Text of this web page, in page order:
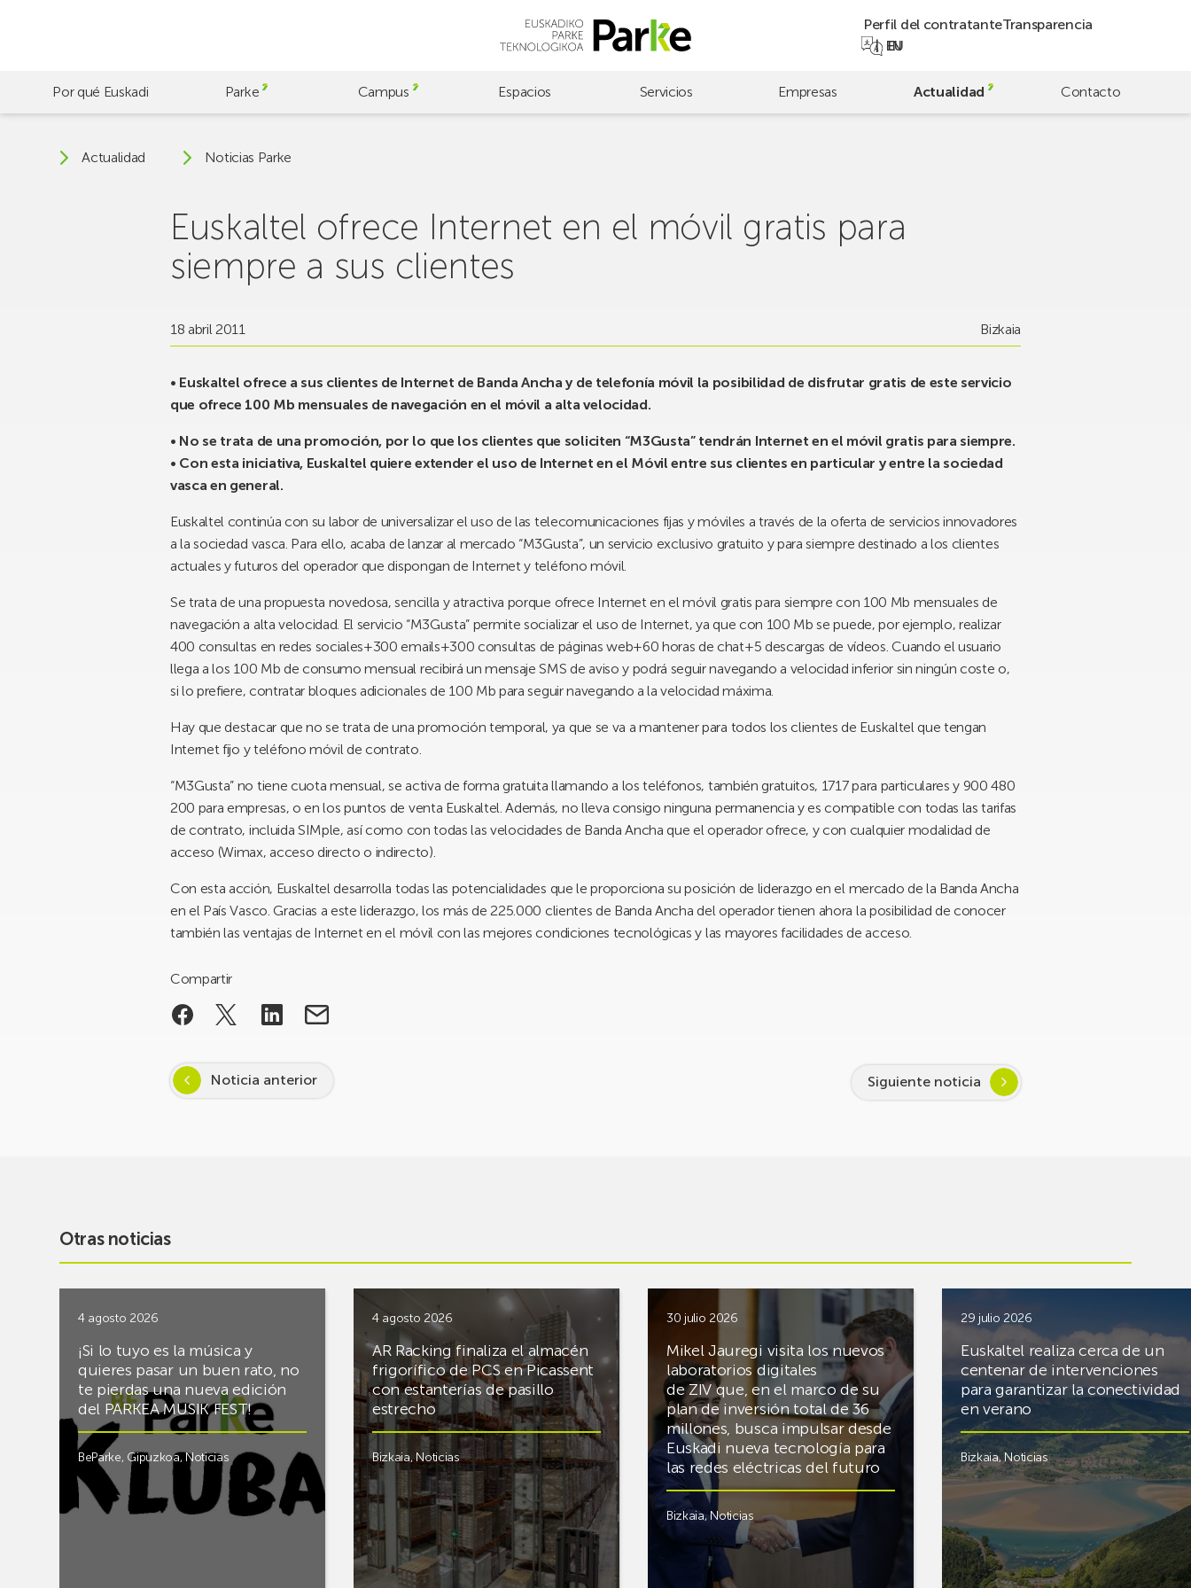
Perfil del contratanteTransparencia
EU
EN
Por qué Euskadi Parke Campus Espacios Servicios Empresas Actualidad Contacto
Actualidad Noticias Parke
Euskaltel ofrece Internet en el móvil gratis para
siempre a sus clientes
18 abril 2011 Bizkaia
• Euskaltel ofrece a sus clientes de Internet de Banda Ancha y de telefonía móvil la posibilidad de disfrutar gratis de este servicio
que ofrece 100 Mb mensuales de navegación en el móvil a alta velocidad.
• No se trata de una promoción, por lo que los clientes que soliciten “M3Gusta” tendrán Internet en el móvil gratis para siempre.
• Con esta iniciativa, Euskaltel quiere extender el uso de Internet en el Móvil entre sus clientes en particular y entre la sociedad
vasca en general.
Euskaltel continúa con su labor de universalizar el uso de las telecomunicaciones fijas y móviles a través de la oferta de servicios innovadores
a la sociedad vasca. Para ello, acaba de lanzar al mercado “M3Gusta”, un servicio exclusivo gratuito y para siempre destinado a los clientes
actuales y futuros del operador que dispongan de Internet y teléfono móvil.
Se trata de una propuesta novedosa, sencilla y atractiva porque ofrece Internet en el móvil gratis para siempre con 100 Mb mensuales de
navegación a alta velocidad. El servicio “M3Gusta” permite socializar el uso de Internet, ya que con 100 Mb se puede, por ejemplo, realizar
400 consultas en redes sociales+300 emails+300 consultas de páginas web+60 horas de chat+5 descargas de vídeos. Cuando el usuario
llega a los 100 Mb de consumo mensual recibirá un mensaje SMS de aviso y podrá seguir navegando a velocidad inferior sin ningún coste o,
si lo prefiere, contratar bloques adicionales de 100 Mb para seguir navegando a la velocidad máxima.
Hay que destacar que no se trata de una promoción temporal, ya que se va a mantener para todos los clientes de Euskaltel que tengan
Internet fijo y teléfono móvil de contrato.
“M3Gusta” no tiene cuota mensual, se activa de forma gratuita llamando a los teléfonos, también gratuitos, 1717 para particulares y 900 480
200 para empresas, o en los puntos de venta Euskaltel. Además, no lleva consigo ninguna permanencia y es compatible con todas las tarifas
de contrato, incluida SIMple, así como con todas las velocidades de Banda Ancha que el operador ofrece, y con cualquier modalidad de
acceso (Wimax, acceso directo o indirecto).
Con esta acción, Euskaltel desarrolla todas las potencialidades que le proporciona su posición de liderazgo en el mercado de la Banda Ancha
en el País Vasco. Gracias a este liderazgo, los más de 225.000 clientes de Banda Ancha del operador tienen ahora la posibilidad de conocer
también las ventajas de Internet en el móvil con las mejores condiciones tecnológicas y las mayores facilidades de acceso.
Compartir
Noticia anterior Siguiente noticia
Otras noticias
4 agosto 2026
¡Si lo tuyo es la música y
quieres pasar un buen rato, no
te pierdas una nueva edición
del PARKEA MUSIK FEST!
BeParke, Gipuzkoa,Noticias
4 agosto 2026
AR Racking finaliza el almacén
frigorífico de PCS en Picassent
con estanterías de pasillo
estrecho
Bizkaia,Noticias
30 julio 2026
Mikel Jauregi visita los nuevos
laboratorios digitales
de ZIV que, en el marco de su
plan de inversión total de 36
millones, busca impulsar desde
Euskadi nueva tecnología para
las redes eléctricas del futuro
Bizkaia,Noticias
29 julio 2026
Euskaltel realiza cerca de un
centenar de intervenciones
para garantizar la conectividad
en verano
Bizkaia,Noticias